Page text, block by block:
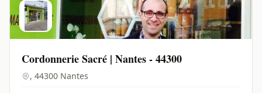
Cordonnerie Sacré | Nantes - 44300
, 44300 Nantes